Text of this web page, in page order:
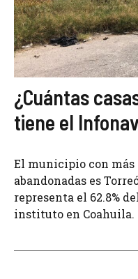
¿Cuántas
tiene el
El municipio con
abandonadas es
representa el 62.8%
instituto en Coahuila.